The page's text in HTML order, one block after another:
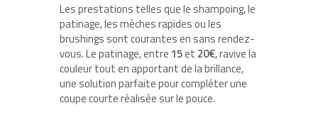
Les prestations telles que le shampoing, le
patinage, les mèches rapides ou les
brushings sont courantes en sans rendez-
vous. Le patinage, entre 15et 20€, ravive la
couleur tout en apportant de la brillance,
une solution parfaite pour compléter une
coupe courte réalisée sur le pouce.